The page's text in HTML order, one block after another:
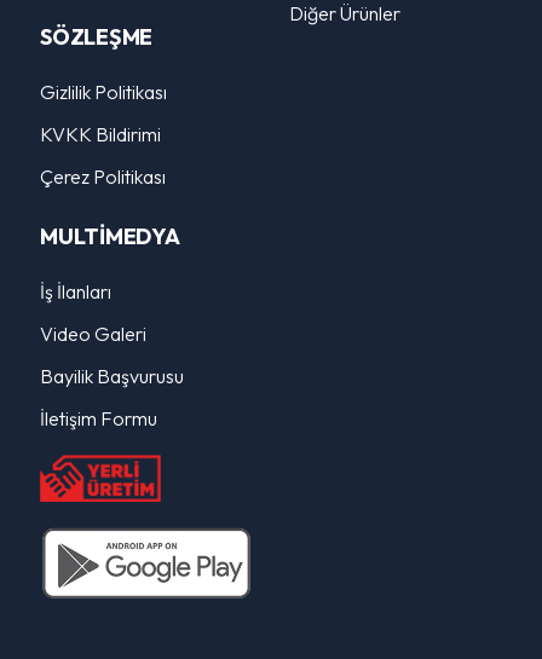
SÖZLEŞME
Gizlilik Politikası
KVKK Bildirimi
Çerez Politikası
Diğer Ürünler
MULTİMEDYA
İş İlanları
Video Galeri
Bayilik Başvurusu
İletişim Formu